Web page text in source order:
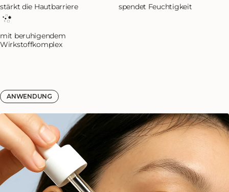
stärkt die Hautbarriere spendet Feuchtigkeit
mit beruhigendem
Wirkstoffkomplex
ANWENDUNG